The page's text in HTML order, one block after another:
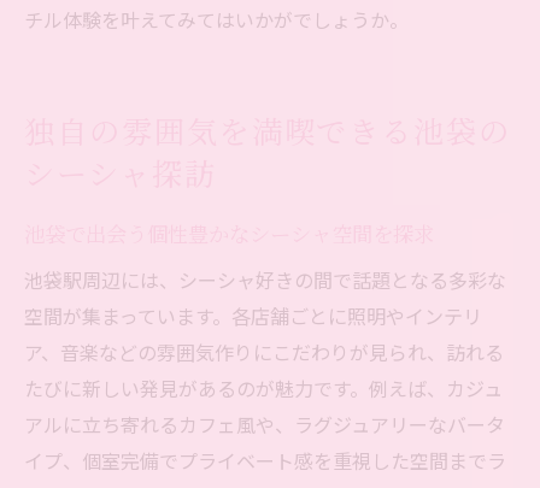
チル体験を叶えてみてはいかがでしょうか。
池袋駅周辺には、シーシャ好きの間で話題となる多彩な
空間が集まっています。各店舗ごとに照明やインテリ
ア、音楽などの雰囲気作りにこだわりが見られ、訪れる
たびに新しい発見があるのが魅力です。例えば、カジュ
アルに立ち寄れるカフェ風や、ラグジュアリーなバータ
イプ、個室完備でプライベート感を重視した空間までラ